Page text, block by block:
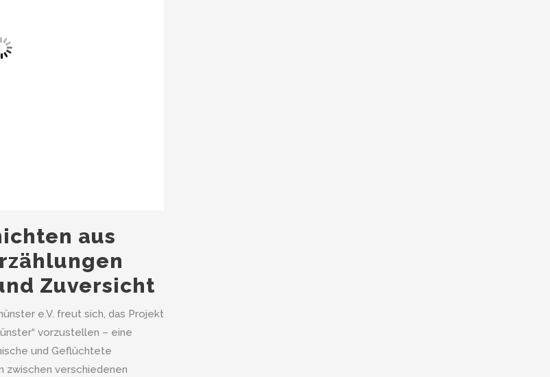
aus
Zuversicht
e.V. freut sich, das Projekt
vorzustellen – eine
und Geflüchtete
zwischen verschiedenen